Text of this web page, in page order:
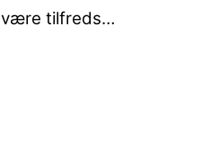
være tilfreds…